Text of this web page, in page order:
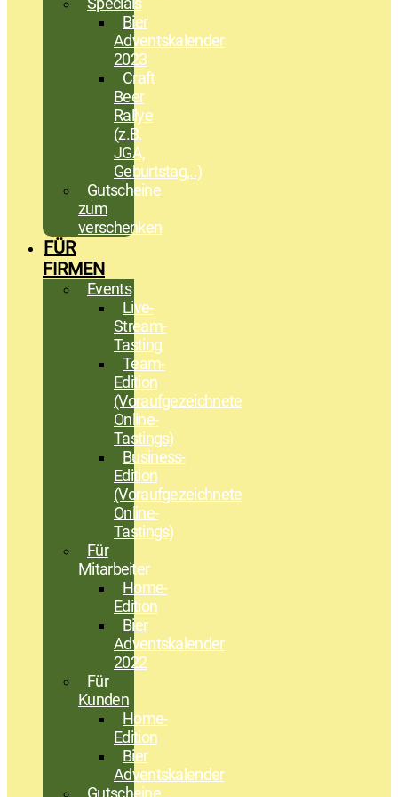
Bier
Adventskalender
2023
Craft
Beer
Rallye
(z.B.
JGA,
Geburtstag,..)
Gutscheine
zum
verschenken
FÜR
FIRMEN
Events
Live-
Stream-
Tasting
Team-
Edition
(Voraufgezeichnete
Online-
Tastings)
Business-
Edition
(Voraufgezeichnete
Online-
Tastings)
Für
Mitarbeiter
Home-
Edition
Bier
Adventskalender
2022
Für
Kunden
Home-
Edition
Bier
Adventskalender
Gutscheine